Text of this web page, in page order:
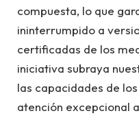
compuesta, lo que
ininterrumpido a
certificadas de los
iniciativa subraya
las capacidades de
atención excepcional